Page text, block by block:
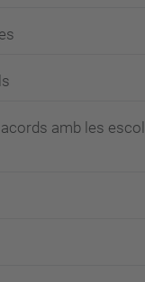
amb les